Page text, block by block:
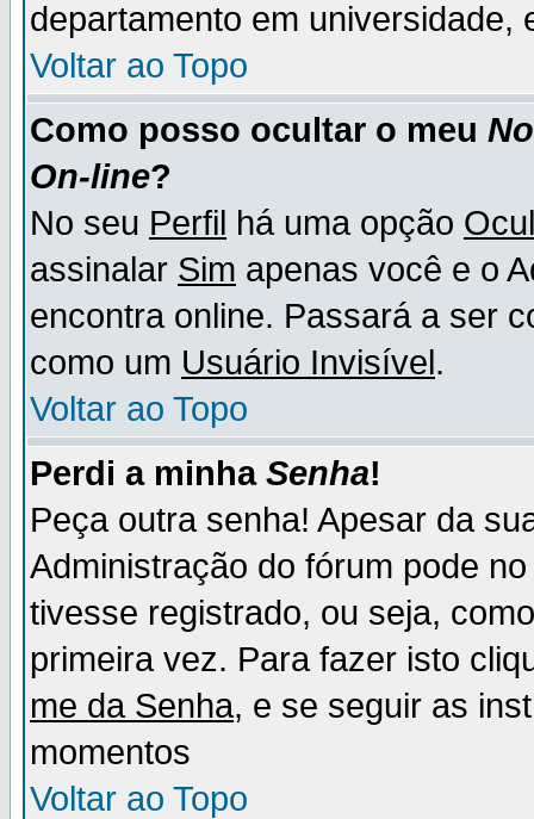
departamento em universidade,
Voltar ao Topo
Como posso ocultar o meu
On-line?
No seu Perfil há uma opção
assinalar Sim apenas você e o
encontra online. Passará a ser
como um Usuário Invisível.
Voltar ao Topo
Perdi a minha Senha!
Peça outra senha! Apesar da
Administração do fórum pode
tivesse registrado, ou seja,
primeira vez. Para fazer isto
me da Senha, e se seguir as
momentos
Voltar ao Topo